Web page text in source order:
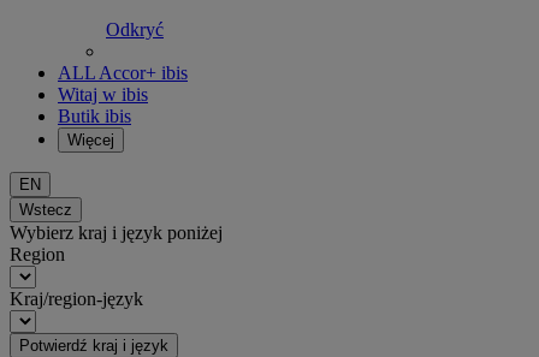
Odkryć
ALL Accor+ ibis
Witaj w ibis
Butik ibis
Więcej
EN
Wstecz
Wybierz kraj i język poniżej
Region
Kraj/region-język
Potwierdź kraj i język